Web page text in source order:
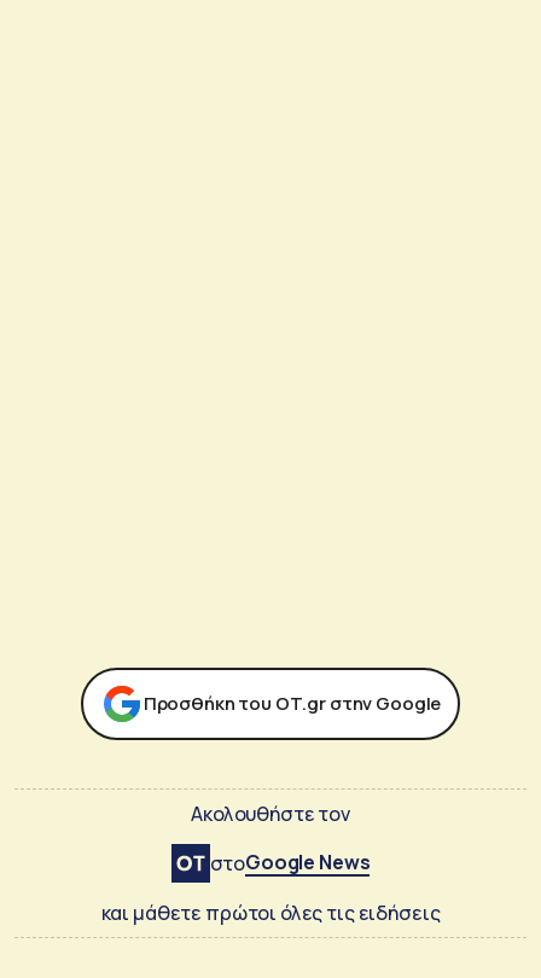
Προσθήκη του ΟΤ.gr στην Google
Ακολουθήστε τον
στοGoogle News
και μάθετε πρώτοι όλες τις ειδήσεις